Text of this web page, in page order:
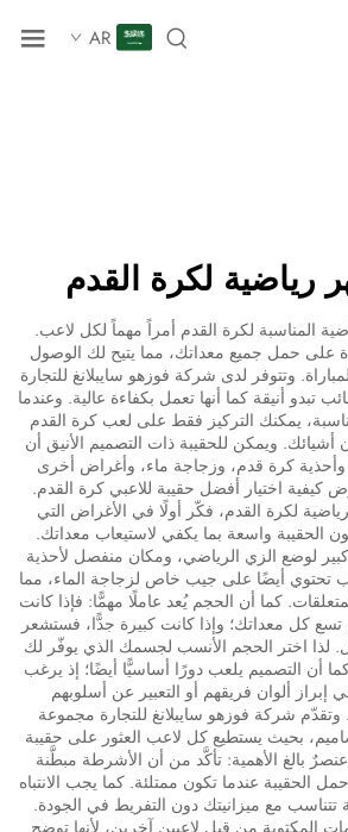
AR
رياضية لكرة القدم
المناسبة لكرة القدم أمراً مهماً لكل لاعب.
على حمل جميع معداتك، مما يتيح لك الوصول
وتتوفر لدى شركة فوزهو سايبلانغ للتجارة
تبدو أنيقة كما أنها تعمل بكفاءة عالية. وعندما
يمكنك التركيز فقط على لعب كرة القدم
ويمكن للحقيبة ذات التصميم الأنيق أن
كرة قدم، وزجاجة ماء، وأغراض أخرى
كيفية اختيار أفضل حقيبة للاعبي كرة القدم.
لكرة القدم، فكّر أولًا في الأغراض التي
الحقيبة واسعة بما يكفي لاستيعاب معداتك.
لوضع الزي الرياضي، ومكان منفصل لأحذية
تحتوي أيضًا على جيب خاص لزجاجة الماء، مما
كما أن الحجم يُعد عاملًا مهمًّا: فإذا كانت
تسع كل معداتك؛ وإذا كانت كبيرة جدًّا، فستشعر
لذا اختر الحجم الأنسب لجسمك الذي يوفّر لك
كما أن التصميم يلعب دورًا أساسيًّا أيضًا؛ إذ يرغب
إبراز ألوان فريقهم أو التعبير عن أسلوبهم
شركة فوزهو سايبلانغ للتجارة مجموعة
بحيث يستطيع كل لاعب العثور على حقيبة
بالغ الأهمية: تأكَّد من أن الأشرطة مبطَّنة
الحقيبة عندما تكون ممتلئة. كما يجب الانتباه
تتناسب مع ميزانيتك دون التفريط في الجودة.
المكتوبة من قِبل لاعبين آخرين، لأنها توضح